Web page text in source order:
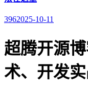
3962025-10-11
超腾开源
术、开发